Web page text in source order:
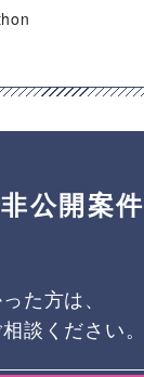
公開案件
た方は、
談ください。